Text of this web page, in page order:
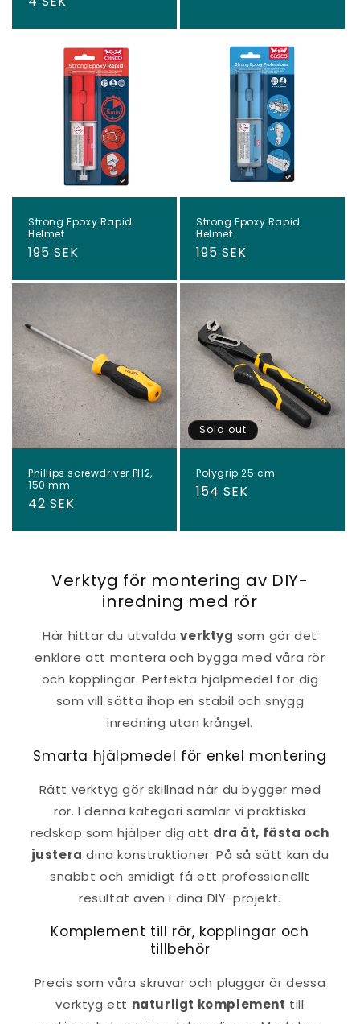
Strong Epoxy Rapid
Helmet
Regular
195 SEK
Strong Epoxy Rapid
Helmet
Regular
195 SEK
Phillips screwdriver PH2,
150 mm
Regular
42 SEK
Sold out
Polygrip 25 cm
Regular
154 SEK
Verktyg för montering av DIY-
inredning med rör
Här hittar du utvaldaverktyg som gör det
enklare att montera och bygga med våra rör
och kopplingar. Perfekta hjälpmedel för dig
som vill sätta ihop en stabil och snygg
inredning utan krångel.
Smarta hjälpmedel för enkel montering
Rätt verktyg gör skillnad när du bygger med
rör. I denna kategori samlar vi praktiska
redskap som hjälper dig att dra åt, fästa och
justera dina konstruktioner. På så sätt kan du
snabbt och smidigt få ett professionellt
resultat även i dina DIY-projekt.
Komplement till rör, kopplingar och
tillbehör
Precis som våra skruvar och pluggar är dessa
verktyg ett naturligt komplement till